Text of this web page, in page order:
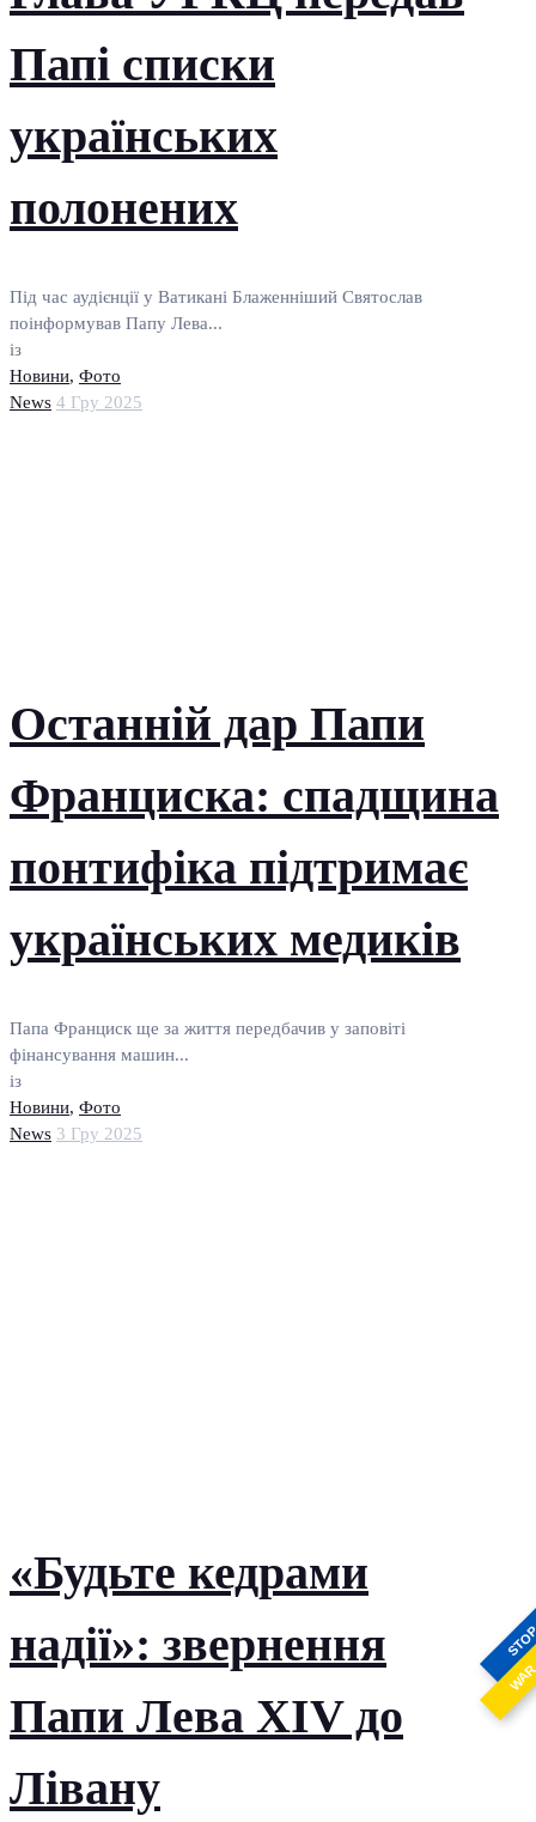
Папі списки
українських
полонених
Під час аудієнції у Ватикані Блаженніший Святослав
поінформував Папу Лева...
із
Новини, Фото
News 4 Гру 2025
Останній дар Папи
Франциска: спадщина
понтифіка підтримає
українських медиків
Папа Франциск ще за життя передбачив у заповіті
фінансування машин...
із
Новини, Фото
News 3 Гру 2025
«Будьте кедрами
надії»: звернення
Папи Лева XIV до
Лівану